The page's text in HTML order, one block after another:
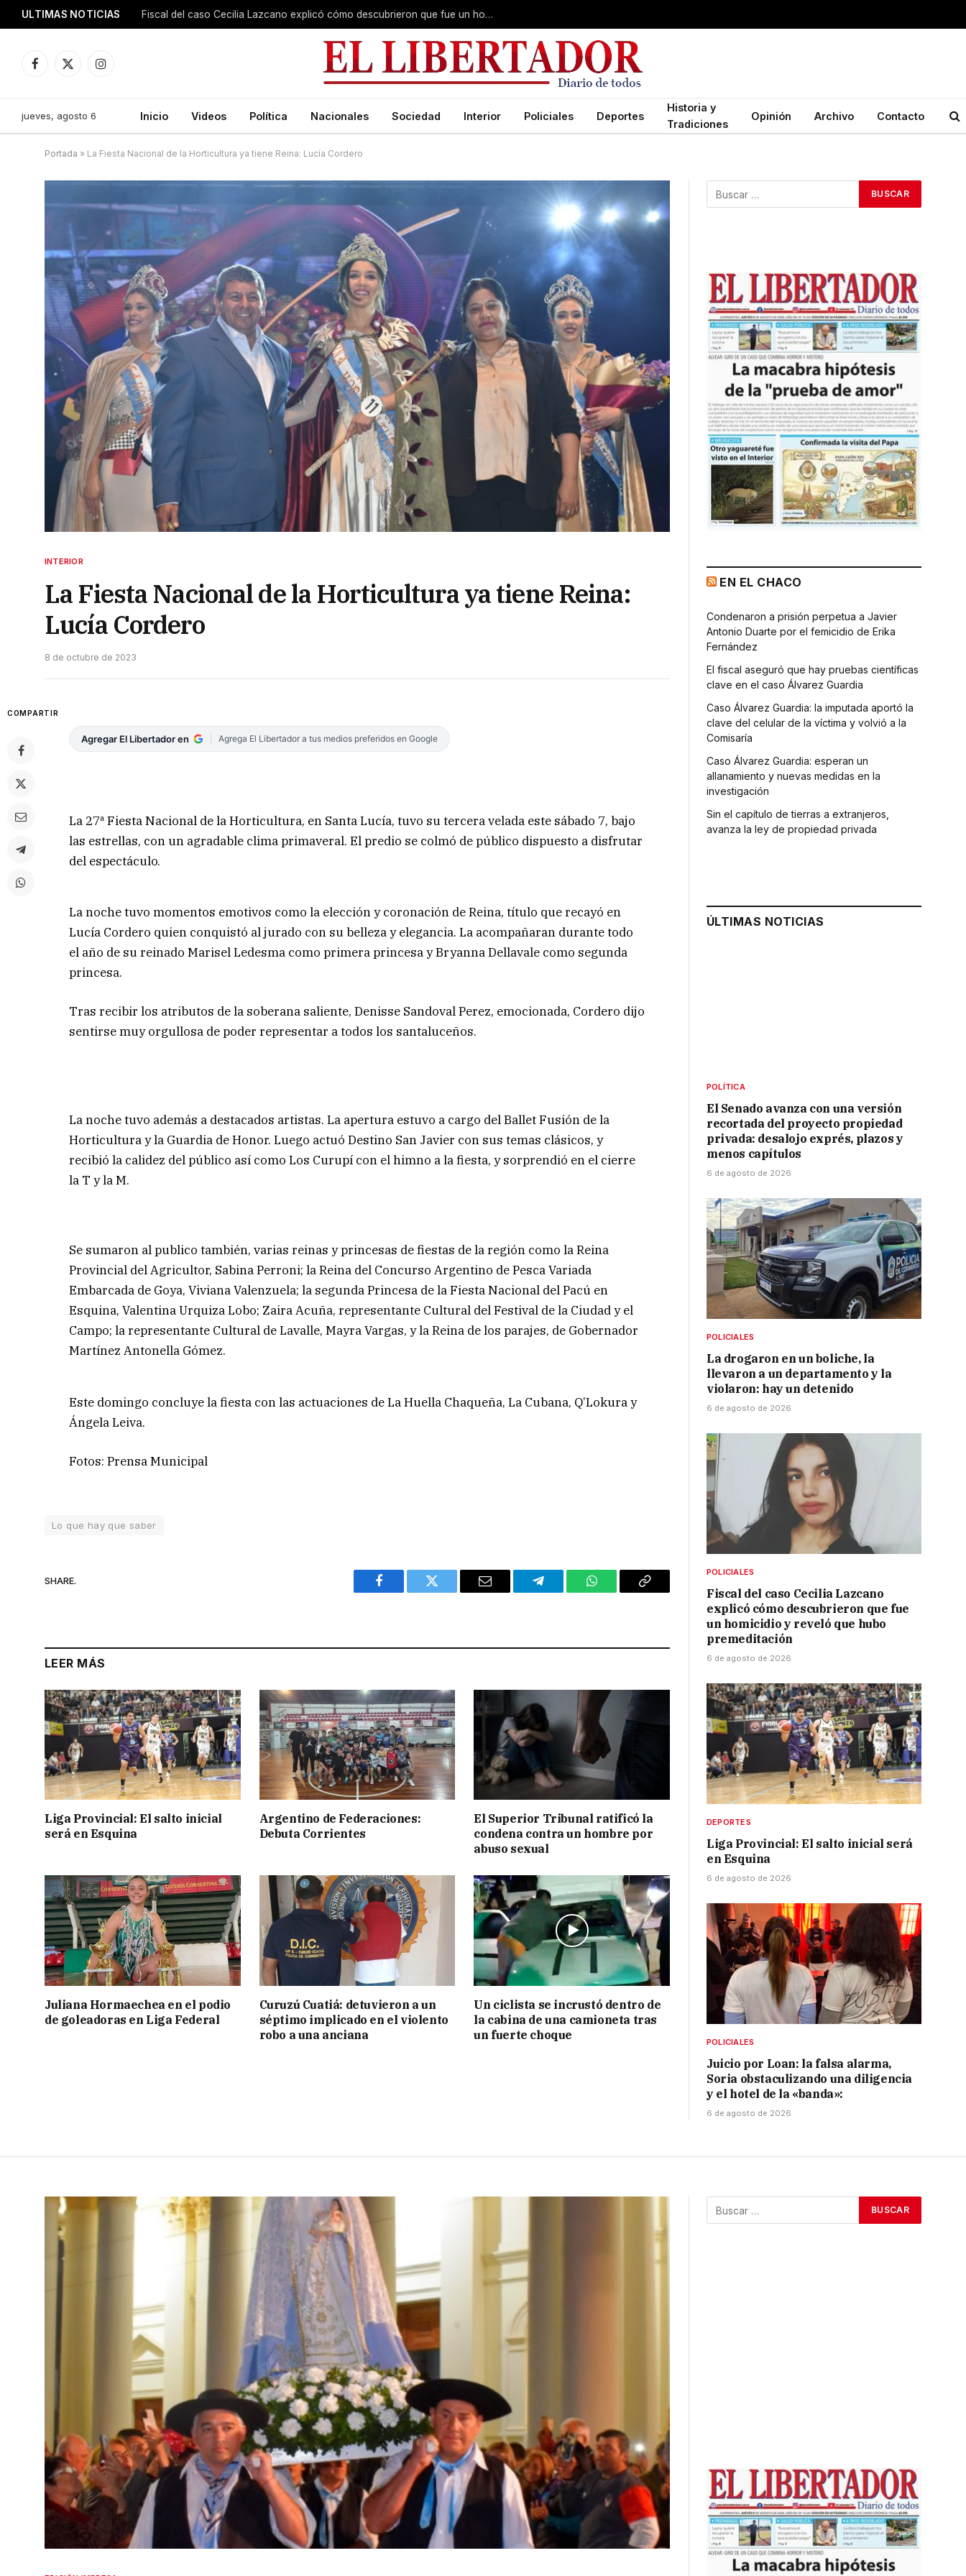
ULTIMAS NOTICIAS Fiscal del caso Cecilia Lazcano explicó cómo descubrieron que fue un homicidio y reveló que hubo premeditación
Facebook
X
Instagram
jueves, agosto 6 Inicio Videos Política Nacionales Sociedad Interior Policiales Deportes
Historia y
Tradiciones
Opinión Archivo Contacto
Portada » La Fiesta Nacional de la Horticultura ya tiene Reina: Lucía Cordero
INTERIOR
La Fiesta Nacional de la Horticultura ya tiene Reina:
Lucía Cordero
8 de octubre de 2023
COMPARTIR
Agregar El Libertador en Agrega El Libertador a tus medios preferidos en Google
La 27ª Fiesta Nacional de la Horticultura, en Santa Lucía, tuvo su tercera velada este sábado 7, bajo
las estrellas, con un agradable clima primaveral. El predio se colmó de público dispuesto a disfrutar
del espectáculo.
La noche tuvo momentos emotivos como la elección y coronación de Reina, título que recayó en
Lucía Cordero quien conquistó al jurado con su belleza y elegancia. La acompañaran durante todo
el año de su reinado Marisel Ledesma como primera princesa y Bryanna Dellavale como segunda
princesa.
Tras recibir los atributos de la soberana saliente, Denisse Sandoval Perez, emocionada, Cordero dijo
sentirse muy orgullosa de poder representar a todos los santaluceños.
La noche tuvo además a destacados artistas. La apertura estuvo a cargo del Ballet Fusión de la
Horticultura y la Guardia de Honor. Luego actuó Destino San Javier con sus temas clásicos, y
recibió la calidez del público así como Los Curupí con el himno a la fiesta, y sorprendió en el cierre
la T y la M.
Se sumaron al publico también, varias reinas y princesas de fiestas de la región como la Reina
Provincial del Agricultor, Sabina Perroni; la Reina del Concurso Argentino de Pesca Variada
Embarcada de Goya, Viviana Valenzuela; la segunda Princesa de la Fiesta Nacional del Pacú en
Esquina, Valentina Urquiza Lobo; Zaira Acuña, representante Cultural del Festival de la Ciudad y el
Campo; la representante Cultural de Lavalle, Mayra Vargas, y la Reina de los parajes, de Gobernador
Martínez Antonella Gómez.
Este domingo concluye la fiesta con las actuaciones de La Huella Chaqueña, La Cubana, Q’Lokura y
Ángela Leiva.
Fotos: Prensa Municipal
Lo que hay que saber
SHARE.
Facebook Twitter Email Telegram WhatsAppCopy
LEER MÁS
Liga Provincial: El salto inicial
será en Esquina
Argentino de Federaciones:
Debuta Corrientes
El Superior Tribunal ratificó la
condena contra un hombre por
abuso sexual
Juliana Hormaechea en el podio
de goleadoras en Liga Federal
Curuzú Cuatiá: detuvieron a un
séptimo implicado en el violento
robo a una anciana
Un ciclista se incrustó dentro de
la cabina de una camioneta tras
un fuerte choque
EN EL CHACO
Condenaron a prisión perpetua a Javier
Antonio Duarte por el femicidio de Erika
Fernández
El fiscal aseguró que hay pruebas científicas
clave en el caso Álvarez Guardia
Caso Álvarez Guardia: la imputada aportó la
clave del celular de la víctima y volvió a la
Comisaría
Caso Álvarez Guardia: esperan un
allanamiento y nuevas medidas en la
investigación
Sin el capítulo de tierras a extranjeros,
avanza la ley de propiedad privada
ÚLTIMAS NOTICIAS
POLÍTICA
El Senado avanza con una versión
recortada del proyecto propiedad
privada: desalojo exprés, plazos y
menos capítulos
6 de agosto de 2026
POLICIALES
La drogaron en un boliche, la
llevaron a un departamento y la
violaron: hay un detenido
6 de agosto de 2026
POLICIALES
Fiscal del caso Cecilia Lazcano
explicó cómo descubrieron que fue
un homicidio y reveló que hubo
premeditación
6 de agosto de 2026
DEPORTES
Liga Provincial: El salto inicial será
en Esquina
6 de agosto de 2026
POLICIALES
Juicio por Loan: la falsa alarma,
Soria obstaculizando una diligencia
y el hotel de la «banda»:
6 de agosto de 2026